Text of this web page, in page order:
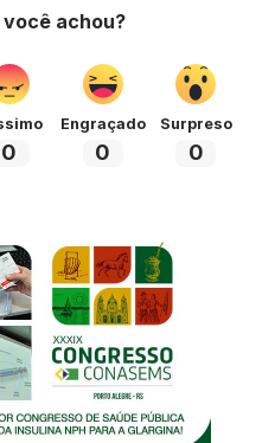
você achou?
0
Engraçado
0
Surpreso
0